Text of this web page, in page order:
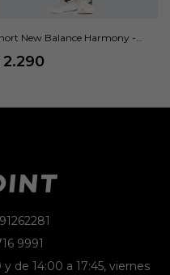
New Balance Harmony -
2.290
9991
de 14:00 a 17:45, viernes